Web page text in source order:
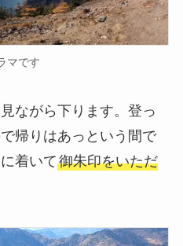
マです
ながら下ります。登っ
帰りはあっという間で
着いて御朱印をいただ